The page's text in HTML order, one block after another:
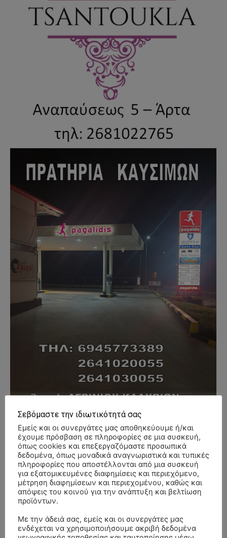
- Advertisment -
Σεβόμαστε την ιδιωτικότητά σας
Εμείς και οι συνεργάτες μας αποθηκεύουμε ή/και
έχουμε πρόσβαση σε πληροφορίες σε μια συσκευή,
όπως cookies και επεξεργαζόμαστε προσωπικά
δεδομένα, όπως μοναδικά αναγνωριστικά και τυπικές
πληροφορίες που αποστέλλονται από μια συσκευή
για εξατομικευμένες διαφημίσεις και περιεχόμενο,
μέτρηση διαφημίσεων και περιεχομένου, καθώς και
απόψεις του κοινού για την ανάπτυξη και βελτίωση
προϊόντων.
Με την άδειά σας, εμείς και οι συνεργάτες μας
ενδέχεται να χρησιμοποιήσουμε ακριβή δεδομένα